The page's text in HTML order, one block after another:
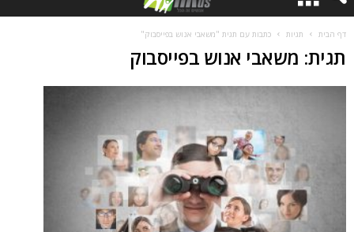
דף הבית תגיות כתבות עם תגית "משאבי אנוש בפייסבוק"
תגית: משאבי אנוש בפייסבוק